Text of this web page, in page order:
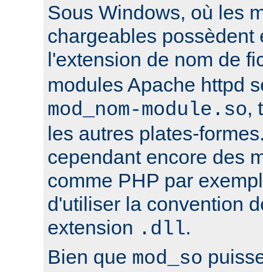
Sous Windows, où les
chargeables possèdent
l'extension de nom de
modules Apache httpd
mod_nom-module.so,
les autres plates-
cependant encore des
comme PHP par
d'utiliser la convention
extension .dll.
Bien que mod_so